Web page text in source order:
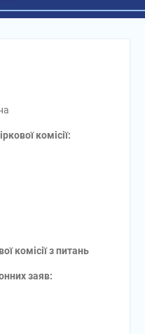
комісії:
комісії:
комісії з питань
заяв: